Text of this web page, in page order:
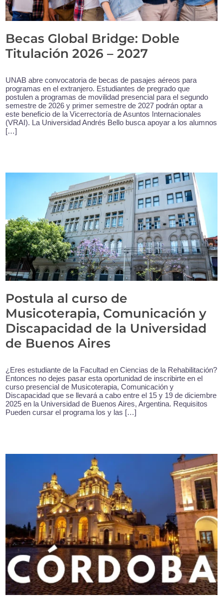
Becas Global Bridge: Doble
Titulación 2026 – 2027
UNAB abre convocatoria de becas de pasajes aéreos para
programas en el extranjero. Estudiantes de pregrado que
postulen a programas de movilidad presencial para el segundo
semestre de 2026 y primer semestre de 2027 podrán optar a
este beneficio de la Vicerrectoría de Asuntos Internacionales
(VRAI). La Universidad Andrés Bello busca apoyar a los alumnos
[…]
Postula al curso de
Musicoterapia, Comunicación y
Discapacidad de la Universidad
de Buenos Aires
¿Eres estudiante de la Facultad en Ciencias de la Rehabilitación?
Entonces no dejes pasar esta oportunidad de inscribirte en el
curso presencial de Musicoterapia, Comunicación y
Discapacidad que se llevará a cabo entre el 15 y 19 de diciembre
2025 en la Universidad de Buenos Aires, Argentina. Requisitos
Pueden cursar el programa los y las […]